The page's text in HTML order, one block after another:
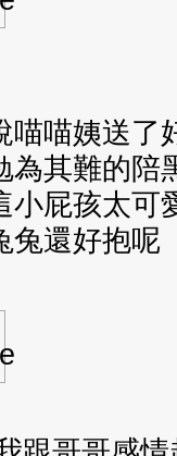
喵喵姨送了
為其難的陪
小屁孩太可
兔還好抱呢